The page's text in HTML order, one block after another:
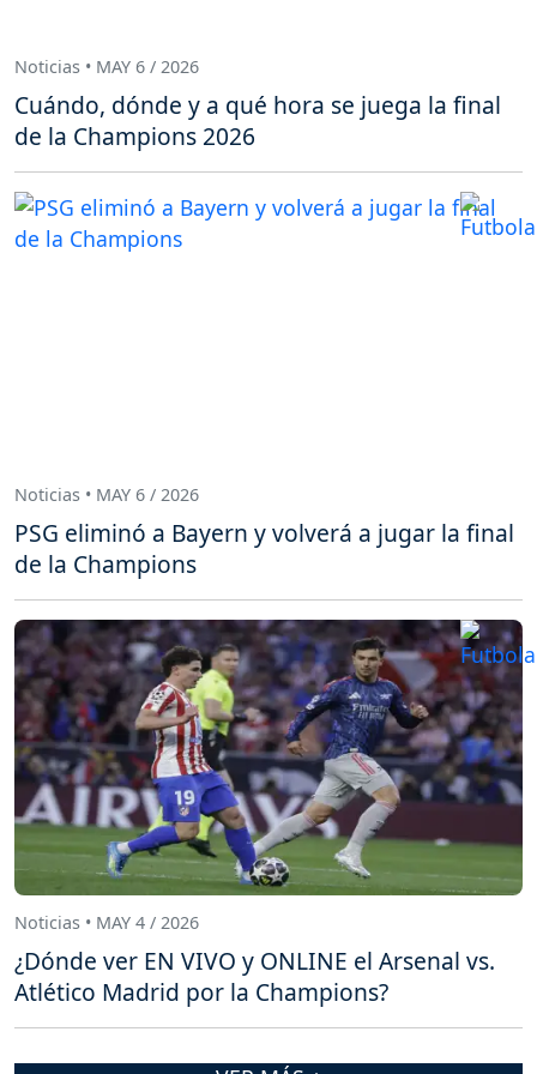
Noticias • MAY 6 / 2026
Cuándo, dónde y a qué hora se juega la final
de la Champions 2026
Noticias • MAY 6 / 2026
PSG eliminó a Bayern y volverá a jugar la final
de la Champions
Noticias • MAY 4 / 2026
¿Dónde ver EN VIVO y ONLINE el Arsenal vs.
Atlético Madrid por la Champions?